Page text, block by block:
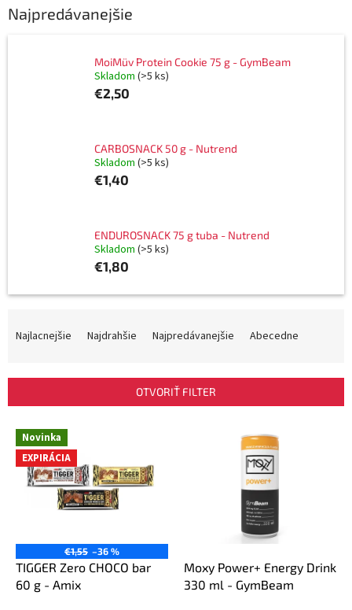
Najpredávanejšie
MoiMüv Protein Cookie 75 g - GymBeam
Skladom (>5 ks)
€2,50
CARBOSNACK 50 g - Nutrend
Skladom (>5 ks)
€1,40
ENDUROSNACK 75 g tuba - Nutrend
Skladom (>5 ks)
€1,80
i
Najlacnejšie Najdrahšie Najpredávanejšie Abecedne
OTVORIŤ FILTER
V
p
Novinka
EXPIRÁCIA
€1,55 –36 %
TIGGER Zero CHOCO bar
60 g - Amix
Moxy Power+ Energy Drink
330 ml - GymBeam